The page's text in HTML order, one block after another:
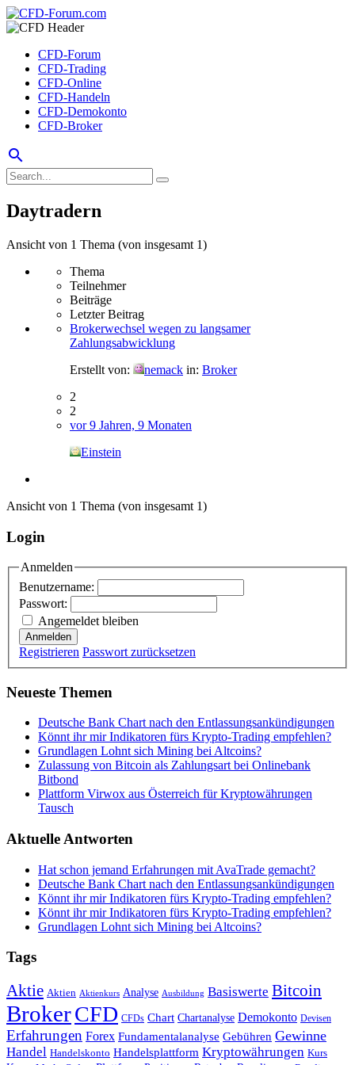
CFD-Forum
CFD-Trading
CFD-Online
CFD-Handeln
CFD-Demokonto
CFD-Broker
search
Daytradern
Ansicht von 1 Thema (von insgesamt 1)
Thema
Teilnehmer
Beiträge
Letzter Beitrag
Brokerwechsel wegen zu langsamer
Zahlungsabwicklung
Erstellt von:
nemack in: Broker
2
2
vor 9 Jahren, 9 Monaten
Einstein
Ansicht von 1 Thema (von insgesamt 1)
Login
Anmelden
Benutzername:
Passwort:
Angemeldet bleiben
Anmelden
Registrieren Passwort zurücksetzen
Neueste Themen
Deutsche Bank Chart nach den Entlassungsankündigungen
Könnt ihr mir Indikatoren fürs Krypto-Trading empfehlen?
Grundlagen Lohnt sich Mining bei Altcoins?
Zulassung von Bitcoin als Zahlungsart bei Onlinebank
Bitbond
Plattform Virwox aus Österreich für Kryptowährungen
Tausch
Aktuelle Antworten
Hat schon jemand Erfahrungen mit AvaTrade gemacht?
Deutsche Bank Chart nach den Entlassungsankündigungen
Könnt ihr mir Indikatoren fürs Krypto-Trading empfehlen?
Könnt ihr mir Indikatoren fürs Krypto-Trading empfehlen?
Grundlagen Lohnt sich Mining bei Altcoins?
Tags
Aktie Aktien Aktienkurs Analyse Ausbildung Basiswerte Bitcoin
BrokerCFD CFDs Chart Chartanalyse Demokonto Devisen
Erfahrungen Forex Fundamentalanalyse Gebühren Gewinne
Handel Handelskonto Handelsplattform Kryptowährungen Kurs